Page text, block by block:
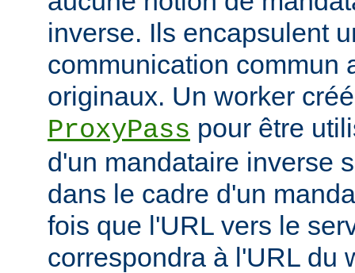
inverse. Ils encapsulent
communication commun
originaux. Un worker
ProxyPass pour être
d'un mandataire inverse
dans le cadre d'un
fois que l'URL vers le
correspondra à l'URL du